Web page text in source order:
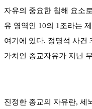
자유의 중요한 침해 요소
유 영역인 10의 1조라는
여기에 있다. 정명석 사건
가치인 종교자유가 지닌
진정한 종교의 자유란, 세